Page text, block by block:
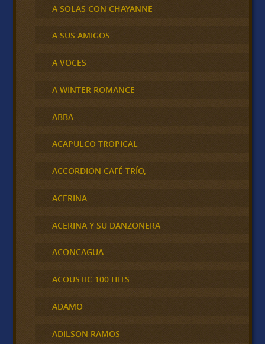
A SOLAS CON CHAYANNE
A SUS AMIGOS
A VOCES
A WINTER ROMANCE
ABBA
ACAPULCO TROPICAL
ACCORDION CAFÉ TRÍO,
ACERINA
ACERINA Y SU DANZONERA
ACONCAGUA
ACOUSTIC 100 HITS
ADAMO
ADILSON RAMOS